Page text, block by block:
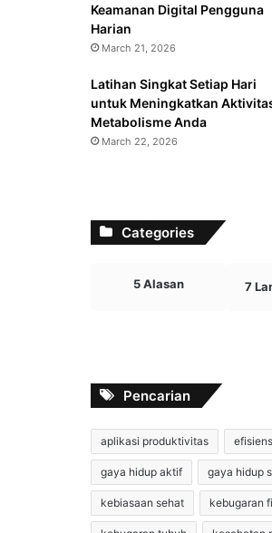
Keamanan Digital Pengguna
Harian
March 21, 2026
Latihan Singkat Setiap Hari
untuk Meningkatkan
Metabolisme Anda
March 22, 2026
Categories
5 Alasan 7
Pencarian
aplikasi produktivitas
gaya hidup aktif gaya hidup
kebiasaan sehat kebugaran